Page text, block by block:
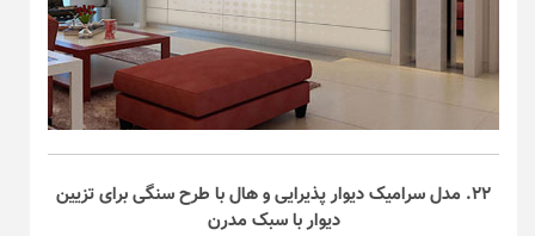
۲۲. مدل سرامیک دیوار پذیرایی و هال با طرح سنگی برای تزیین
دیوار با سبک مدرن